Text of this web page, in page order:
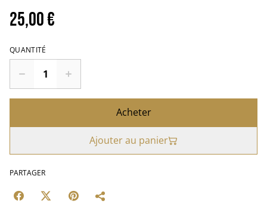
25,00 €
QUANTITÉ
Acheter
Ajouter au panier
PARTAGER